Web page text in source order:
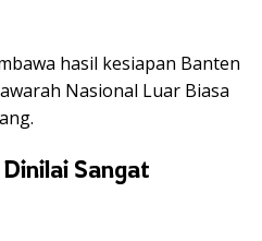
hasil kesiapan Banten
Nasional Luar Biasa
Sangat